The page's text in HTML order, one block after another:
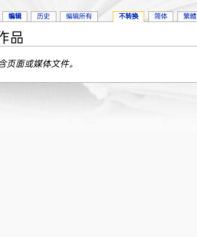
品
页面或媒体文件。
编辑 历史 编辑所有 不转换 简体 繁體